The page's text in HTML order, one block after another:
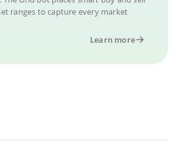
ranges to capture every market
Learn more